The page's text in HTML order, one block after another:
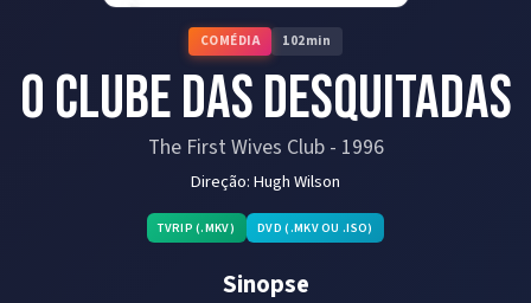
COMÉDIA 102min
O Clube das Desquitadas
The First Wives Club- 1996
Direção:Hugh Wilson
TVRIP (.MKV) DVD (.MKV OU .ISO)
Sinopse